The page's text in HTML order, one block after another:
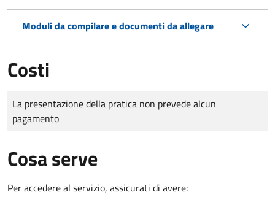
Moduli da compilare e documenti da allegare
Costi
Tipo di pagamento
Importo
La presentazione della pratica non prevede alcun
pagamento
Cosa serve
Per accedere al servizio, assicurati di avere: